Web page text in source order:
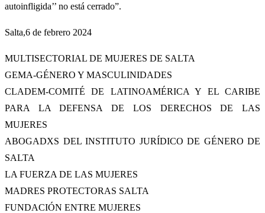
autoinfligida’’ no está cerrado”.
Salta,6 de febrero 2024
MULTISECTORIAL DE MUJERES DE SALTA
GEMA-GÉNERO Y MASCULINIDADES
CLADEM-COMITÉ DE LATINOAMÉRICA Y EL CARIBE
PARA LA DEFENSA DE LOS DERECHOS DE LAS
MUJERES
ABOGADXS DEL INSTITUTO JURÍDICO DE GÉNERO DE
SALTA
LA FUERZA DE LAS MUJERES
MADRES PROTECTORAS SALTA
FUNDACIÓN ENTRE MUJERES